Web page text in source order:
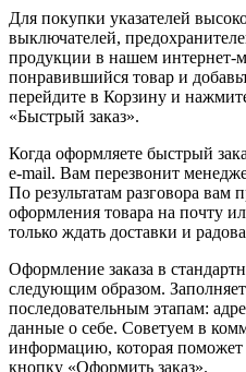
Для покупки указателей
выключателей,
продукции в нашем интернет-
понравившийся товар и
перейдите в Корзину и
«Быстрый заказ».
Когда оформляете быстрый
e-mail. Вам перезвонит
По результатам разговора вам
оформления товара на почту
только ждать доставки и
Оформление заказа в
следующим образом.
последовательным этапам:
данные о себе. Советуем в
информацию, которая
кнопку «Оформить заказ».